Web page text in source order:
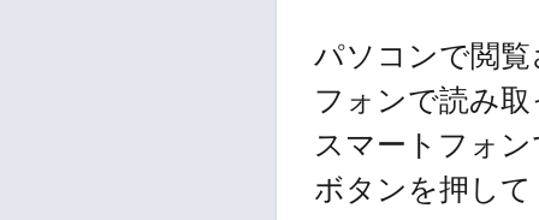
パソコンで閲
フォンで読み
スマートフォ
ボタンを押し